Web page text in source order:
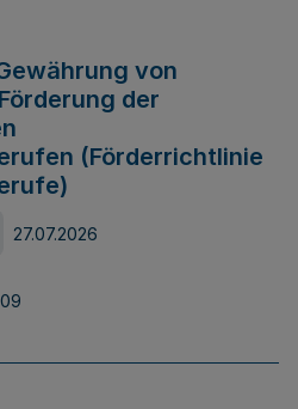
von
der
(Förderrichtlinie
27.07.2026